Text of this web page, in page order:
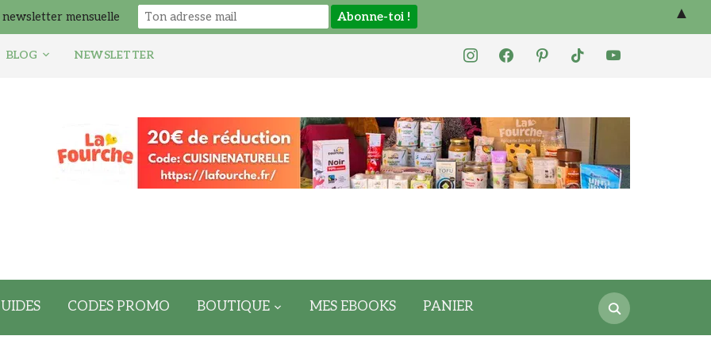
instagramfacebookpinteresttiktok youtube
BLOG NEWSLETTER
Search
for:
CODES PROMO BOUTIQUE MES EBOOKS PANIER
newsletter mensuelle ▲